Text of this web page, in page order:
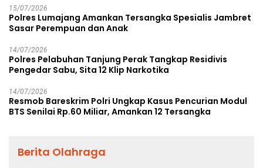
15/07/2026
Polres Lumajang Amankan Tersangka Spesialis Jambret
Sasar Perempuan dan Anak
14/07/2026
Polres Pelabuhan Tanjung Perak Tangkap Residivis
Pengedar Sabu, Sita 12 Klip Narkotika
14/07/2026
Resmob Bareskrim Polri Ungkap Kasus Pencurian Modul
BTS Senilai Rp.60 Miliar, Amankan 12 Tersangka
Berita Olahraga